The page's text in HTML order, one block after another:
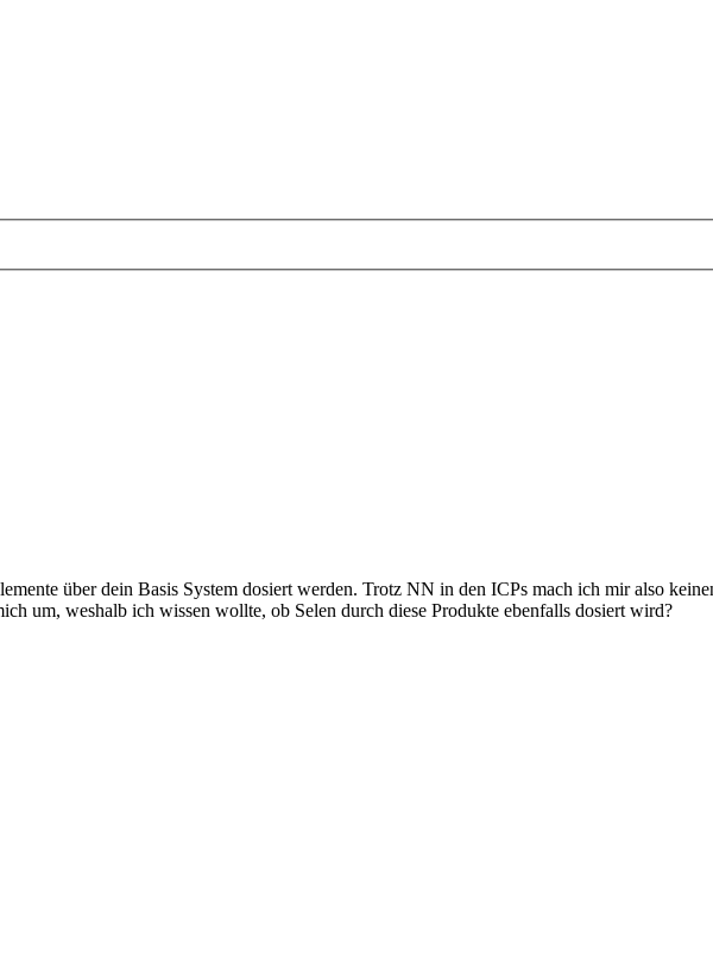
über dein Basis System dosiert werden. Trotz NN in den ICPs mach ich mir also
um, weshalb ich wissen wollte, ob Selen durch diese Produkte ebenfalls dosiert wird?